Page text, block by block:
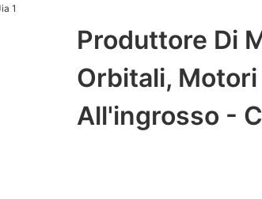
Produttore Di
Orbitali,
All'ingrosso -